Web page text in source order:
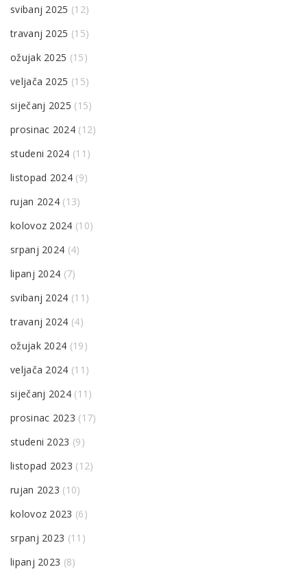
svibanj 2025 (12)
travanj 2025 (15)
ožujak 2025 (15)
veljača 2025 (15)
siječanj 2025 (15)
prosinac 2024(12)
studeni 2024 (11)
listopad 2024(9)
rujan 2024 (13)
kolovoz 2024 (10)
srpanj 2024 (4)
lipanj 2024 (7)
svibanj 2024 (11)
travanj 2024 (4)
ožujak 2024 (19)
veljača 2024 (11)
siječanj 2024(11)
prosinac 2023 (17)
studeni 2023 (9)
listopad 2023 (12)
rujan 2023 (10)
kolovoz 2023 (6)
srpanj 2023 (11)
lipanj 2023 (8)